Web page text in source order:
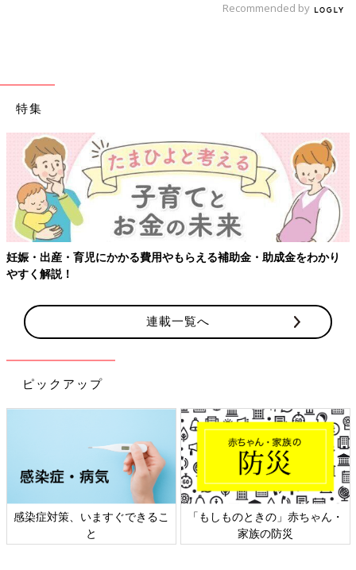
Recommended by
特集
出産・育児にかかる費用やもらえる補助金・助成金をわかり
解説！
【ワ
連載一覧へ
ピックアップ
感染症対策、いますぐできるこ
と
「もしものときの」赤ちゃん・
家族の防災